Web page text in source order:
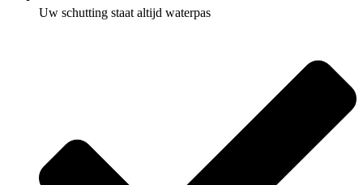
Uw schutting staat altijd waterpas